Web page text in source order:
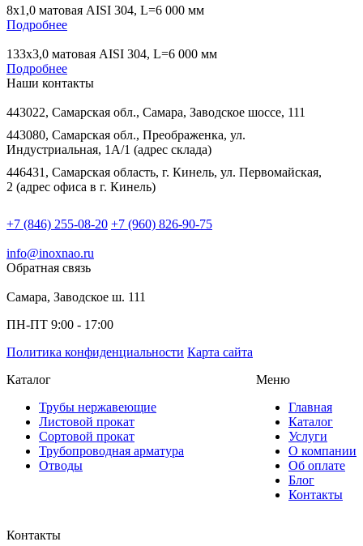
8х1,0 матовая AISI 304, L=6 000 мм
Подробнее
133х3,0 матовая AISI 304, L=6 000 мм
Подробнее
Наши контакты
443022, Самарская обл., Самара, Заводское шоссе, 111
443080, Самарская обл., Преображенка, ул.
Индустриальная, 1А/1 (адрес склада)
446431, Самарская область, г. Кинель, ул. Первомайская,
2 (адрес офиса в г. Кинель)
+7 (846) 255-08-20 +7 (960) 826-90-75
info@inoxnao.ru
Обратная связь
Самара, Заводское ш. 111
ПН-ПТ 9:00 - 17:00
Политика конфиденциальности Карта сайта
Каталог
Трубы нержавеющие
Листовой прокат
Сортовой прокат
Трубопроводная арматура
Отводы
Меню
Главная
Каталог
Услуги
О компании
Об оплате
Блог
Контакты
Контакты